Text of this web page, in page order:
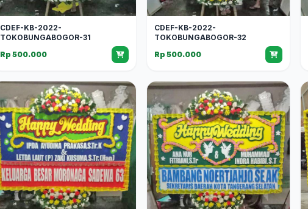
CDEF-KB-2022-
TOKOBUNGABOGOR-31
Rp 500.000
CDEF-KB-2022-
TOKOBUNGABOGOR-32
Rp 500.000